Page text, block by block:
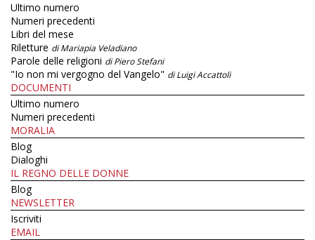
Ultimo numero
Numeri precedenti
Libri del mese
Riletture di Mariapia Veladiano
Parole delle religioni di Piero Stefani
"Io non mi vergogno del Vangelo" di Luigi Accattoli
DOCUMENTI
Ultimo numero
Numeri precedenti
MORALIA
Blog
Dialoghi
IL REGNO DELLE DONNE
Blog
NEWSLETTER
Iscriviti
EMAIL